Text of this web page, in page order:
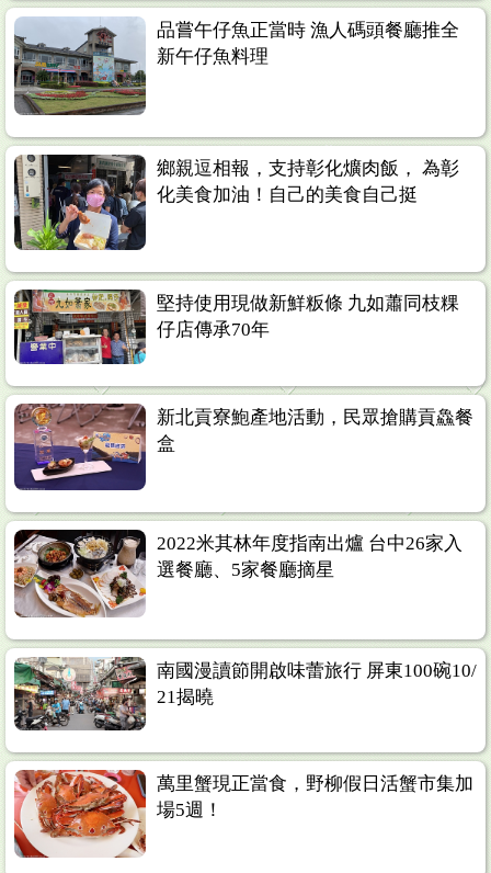
品嘗午仔魚正當時 漁人碼頭餐廳推全
新午仔魚料理
鄉親逗相報，支持彰化爌肉飯， 為彰
化美食加油！自己的美食自己挺
堅持使用現做新鮮粄條 九如蕭同枝粿
仔店傳承70年
新北貢寮鮑產地活動，民眾搶購貢鱻餐
盒
2022米其林年度指南出爐 台中26家入
選餐廳、5家餐廳摘星
南國漫讀節開啟味蕾旅行 屏東100碗10/
21揭曉
萬里蟹現正當食，野柳假日活蟹市集加
場5週！